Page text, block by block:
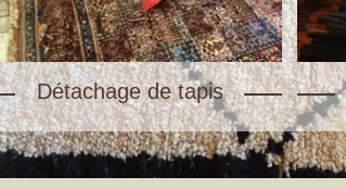
Détachage de tapis